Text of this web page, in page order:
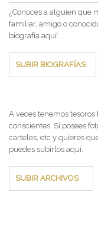
¿Conoces a alguien que
familiar, amigo o
biografía aquí:
SUBIR BIOGRAFÍAS
A veces tenemos
conscientes. Si posees
carteles, etc y quieres
puedes subirlos aquí:
SUBIR ARCHIVOS